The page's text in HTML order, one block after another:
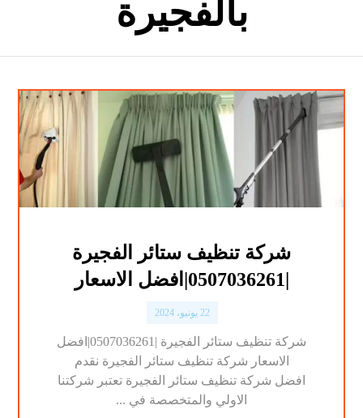
بالفجيرة
شركة تنظيف ستائر الفجيرة
22 يونيو، 2024
شركة تنظيف ستائر الفجيرة |0507036261|افضل
الاسعار شركة تنظيف ستائر الفجيرة نقدم
افضل شركة تنظيف ستائر الفجيرة تعتبر شركتنا
الاولي والمتخصصة في ...